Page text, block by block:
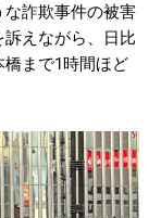
詐欺事件の被害
えながら、日比
まで1時間ほど